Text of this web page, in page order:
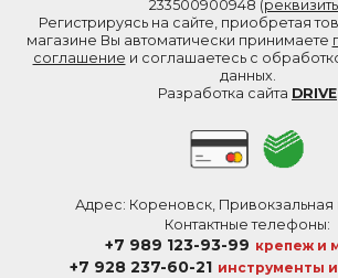
233500900948 (
Регистрируясь на сайте, приобретая
магазине Вы автоматически принимаете
соглашение и соглашаетесь с
данных.
Разработка сайта DRIVE
Адрес: Кореновск, Привокзальная
Контактные телефоны:
+7 989 123-93-99 крепеж и
+7 928 237-60-21 инструменты